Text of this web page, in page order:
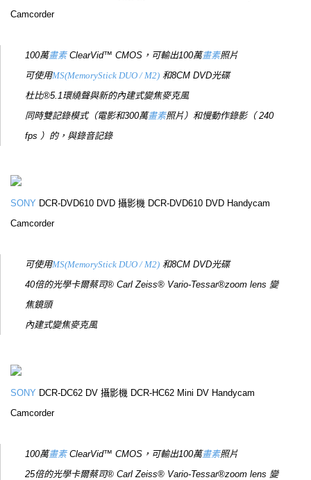
Camcorder
100萬畫素ClearVid™ CMOS，可輸出100萬畫素照片
可使用MS(MemoryStick DUO / M2) 和8CM DVD光碟
杜比®5.1環繞聲與新的內建式變焦麥克風
同時雙記錄模式（電影和300萬畫素照片）和慢動作錄影（ 240
fps ）的，與錄音記錄
SONY DCR-DVD610 DVD 攝影機 DCR-DVD610 DVD Handycam
Camcorder
可使用MS(MemoryStick DUO / M2) 和8CM DVD光碟
40倍的光學卡爾蔡司® Carl Zeiss® Vario-Tessar®zoom lens 變
焦鏡頭
內建式變焦麥克風
SONY DCR-DC62 DV 攝影機 DCR-HC62 Mini DV Handycam
Camcorder
100萬畫素ClearVid™ CMOS，可輸出100萬畫素照片
25倍的光學卡爾蔡司® Carl Zeiss® Vario-Tessar®zoom lens 變